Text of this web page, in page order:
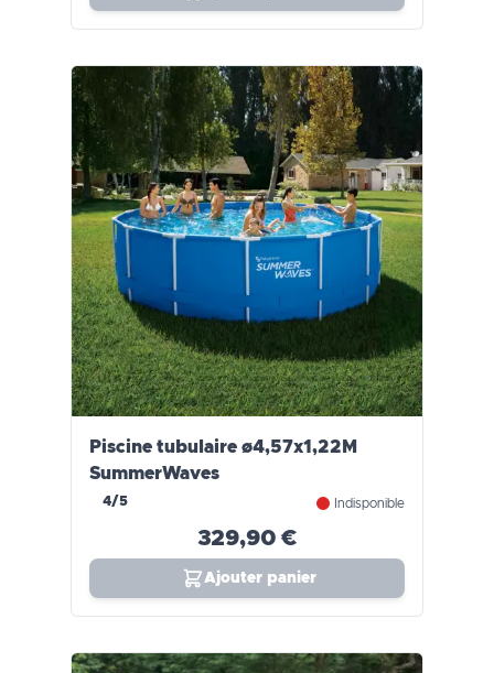
Piscine tubulaire ø4,57x1,22M
SummerWaves
4/5 Indisponible
329,90 €
Ajouter panier